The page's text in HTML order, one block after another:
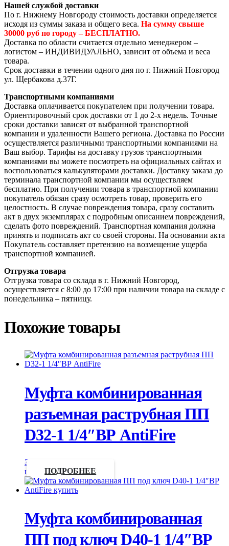
Нашей службой доставки
По г. Нижнему Новгороду стоимость доставки определяется
исходя из суммы заказа и общего веса. На сумму свыше
30000 руб по городу – БЕСПЛАТНО.
Доставка по области считается отдельно менеджером –
логистом – ИНДИВИДУАЛЬНО, зависит от объема и веса
товара.
Срок доставки в течении одного дня по г. Нижний Новгород
ул. Щербакова д.37Г.
Транспортными компаниями
Доставка оплачивается покупателем при получении товара.
Ориентировочный срок доставки от 1 до 2-х недель. Точные
сроки доставки зависят от выбранной транспортной
компании и удаленности Вашего региона. Доставка по России
осуществляется различными транспортными компаниями на
Ваш выбор. Тарифы на доставку грузов транспортными
компаниями вы можете посмотреть на официальных сайтах и
воспользоваться калькуляторами доставки. Доставку заказа до
терминала транспортной компании мы осуществляем
бесплатно. При получении товара в транспортной компании
покупатель обязан сразу осмотреть товар, проверить его
целостность. В случае повреждения товара, сразу составить
акт в двух экземплярах с подробным описанием повреждений,
сделать фото повреждений. Транспортная компания должна
принять и подписать акт со своей стороны. На основании акта
Покупатель составляет претензию на возмещение ущерба
транспортной компанией.
Отгрузка товара
Отгрузка товара со склада в г. Нижний Новгород,
осуществляется с 8:00 до 17:00 при наличии товара на складе с
понедельника – пятницу.
Похожие товары
Муфта комбинированная
разъемная раструбная ПП
D32-1 1/4″ВР AntiFire
Запросить
цену
ПОДРОБНЕЕ
Муфта комбинированная
ПП под ключ D40-1 1/4″ВР